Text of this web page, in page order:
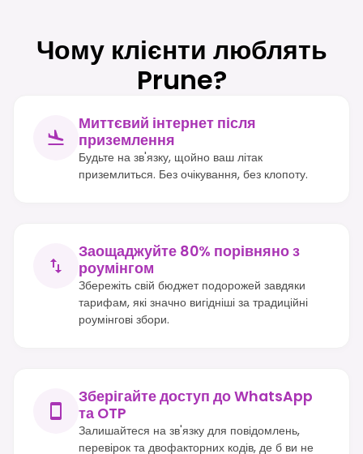
Чому клієнти люблять
Prune?
Миттєвий інтернет після
приземлення
Будьте на зв'язку, щойно ваш літак
приземлиться. Без очікування, без клопоту.
Заощаджуйте 80% порівняно з
роумінгом
Збережіть свій бюджет подорожей завдяки
тарифам, які значно вигідніші за традиційні
роумінгові збори.
Зберігайте доступ до WhatsApp
та OTP
Залишайтеся на зв'язку для повідомлень,
перевірок та двофакторних кодів, де б ви не